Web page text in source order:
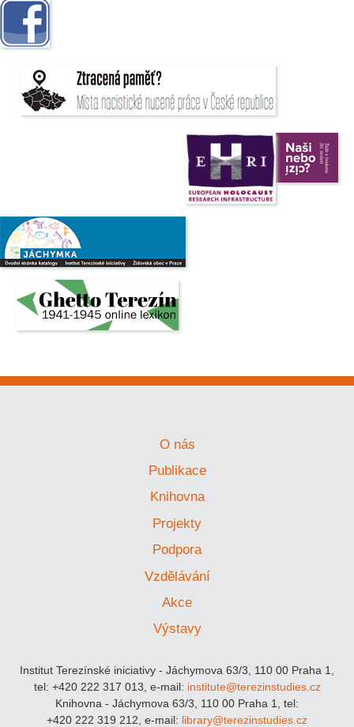
O nás
Publikace
Knihovna
Projekty
Podpora
Vzdělávání
Akce
Výstavy
Institut Terezínské iniciativy - Jáchymova 63/3, 110 00 Praha 1,
tel: +420 222 317 013, e-mail: institute@terezinstudies.cz
Knihovna - Jáchymova 63/3, 110 00 Praha 1, tel:
+420 222 319 212, e-mail: library@terezinstudies.cz